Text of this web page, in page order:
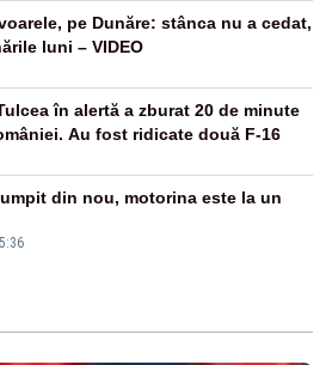
pe Dunăre: stânca nu a cedat,
luni – VIDEO
în alertă a zburat 20 de minute
Au fost ridicate două F-16
din nou, motorina este la un